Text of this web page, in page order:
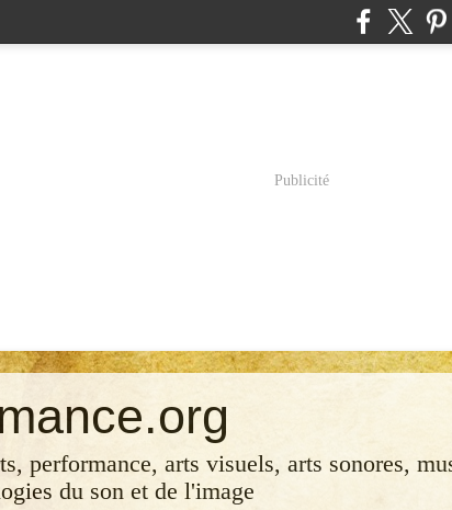
Publicité
performance, arts visuels, arts sonores,
du son et de l'image